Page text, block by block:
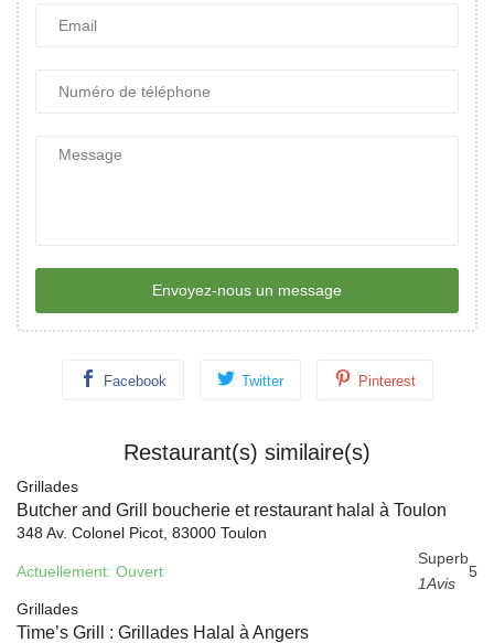
Envoyez-nous un message
Facebook Twitter Pinterest
Restaurant(s) similaire(s)
Grillades
Butcher and Grill boucherie et restaurant halal à Toulon
348 Av. Colonel Picot, 83000 Toulon
Actuellement: Ouvert
Superb
1Avis
5
Grillades
Time’s Grill : Grillades Halal à Angers